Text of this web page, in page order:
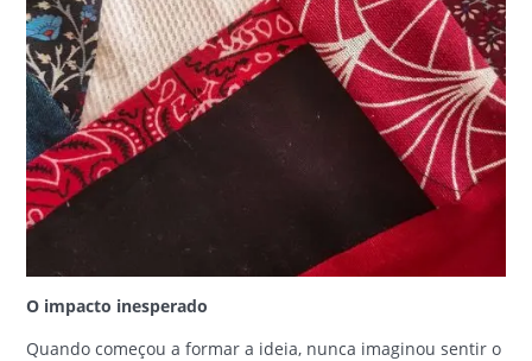
O impacto inesperado
Quando começou a formar a ideia, nunca imaginou sentir o